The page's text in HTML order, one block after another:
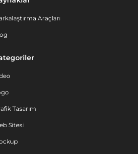
Araçları
Tasarım
Sitesi